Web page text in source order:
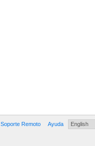
Soporte Remoto Ayuda